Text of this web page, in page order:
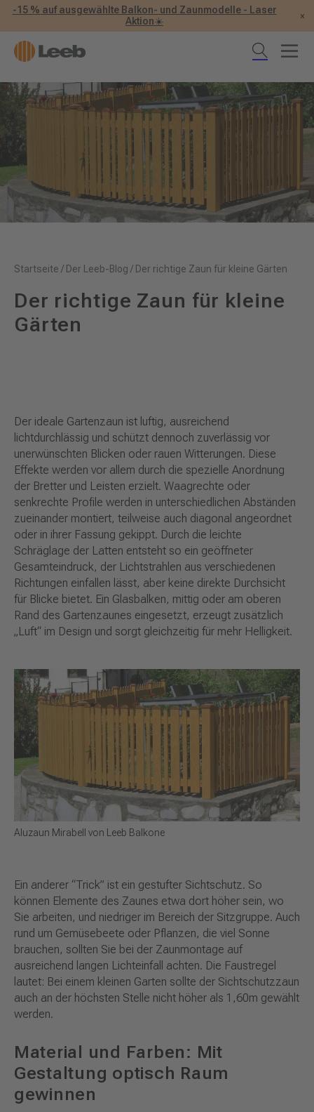
-15 % auf ausgewählte Balkon- und Zaunmodelle - Laser
Aktion☀️
×
Startseite / Der Leeb-Blog / Der richtige Zaun für kleine Gärten
Der richtige Zaun für kleine
Gärten
Der ideale Gartenzaun ist luftig, ausreichend
lichtdurchlässig und schützt dennoch zuverlässig vor
unerwünschten Blicken oder rauen Witterungen. Diese
Effekte werden vor allem durch die spezielle Anordnung
der Bretter und Leisten erzielt. Waagrechte oder
senkrechte Profile werden in unterschiedlichen Abständen
zueinander montiert, teilweise auch diagonal angeordnet
oder in ihrer Fassung gekippt. Durch die leichte
Schräglage der Latten entsteht so ein geöffneter
Gesamteindruck, der Lichtstrahlen aus verschiedenen
Richtungen einfallen lässt, aber keine direkte Durchsicht
für Blicke bietet. Ein Glasbalken, mittig oder am oberen
Rand des Gartenzaunes eingesetzt, erzeugt zusätzlich
„Luft“ im Design und sorgt gleichzeitig für mehr Helligkeit.
Aluzaun Mirabell von Leeb Balkone
Ein anderer “Trick” ist ein gestufter Sichtschutz. So
können Elemente des Zaunes etwa dort höher sein, wo
Sie arbeiten, und niedriger im Bereich der Sitzgruppe. Auch
rund um Gemüsebeete oder Pflanzen, die viel Sonne
brauchen, sollten Sie bei der Zaunmontage auf
ausreichend langen Lichteinfall achten. Die Faustregel
lautet: Bei einem kleinen Garten sollte der Sichtschutzzaun
auch an der höchsten Stelle nicht höher als 1,60m gewählt
werden.
Material und Farben: Mit
Gestaltung optisch Raum
gewinnen